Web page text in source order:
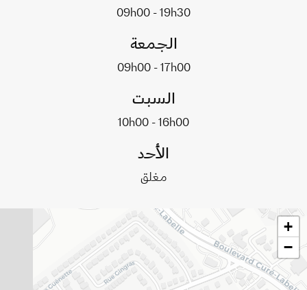
09h00 - 19h30
الجمعة
09h00 - 17h00
السبت
10h00 - 16h00
الأحد
مغلق
+
−